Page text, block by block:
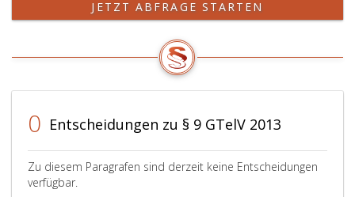
JETZT ABFRAGE STARTEN
0 Entscheidungen zu § 9 GTelV 2013
Zu diesem Paragrafen sind derzeit keine Entscheidungen
verfügbar.